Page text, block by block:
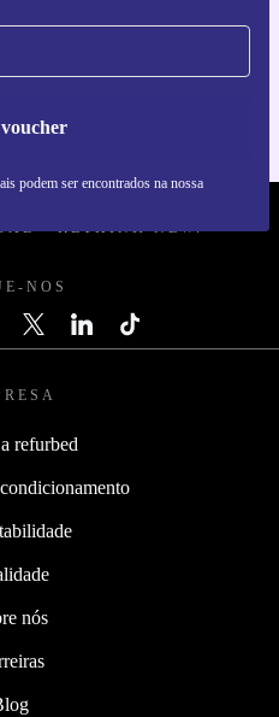
- RETHINK NEW.
NOS
refurbed
nós